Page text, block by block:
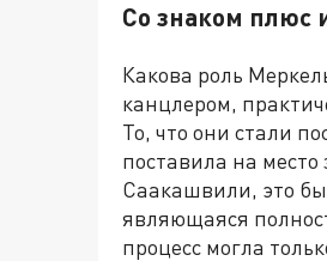
Со знаком плюс
Какова роль
канцлером,
То, что они стали
поставила на
Саакашвили, это
являющаяся
процесс могла